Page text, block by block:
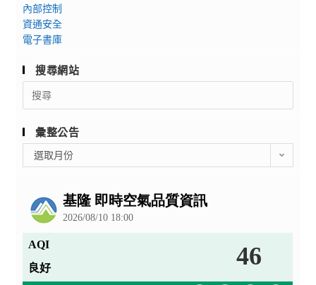
內部控制
資通安全
電子書庫
搜尋網站
Search
for:
彙整公告
整
選取月份